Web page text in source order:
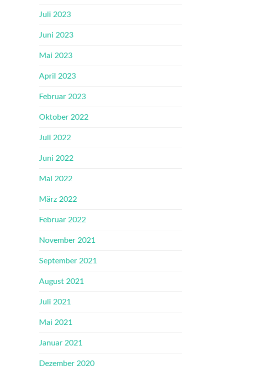
Juli 2023
Juni 2023
Mai 2023
April 2023
Februar 2023
Oktober 2022
Juli 2022
Juni 2022
Mai 2022
März 2022
Februar 2022
November 2021
September 2021
August 2021
Juli 2021
Mai 2021
Januar 2021
Dezember 2020